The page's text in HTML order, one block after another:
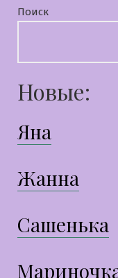
Поиск
Новые:
Яна
Жанна
Сашенька